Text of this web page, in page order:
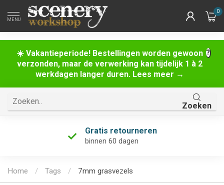
☀️ Vakantieperiode! Bestellingen worden gewoon
verzonden, maar de verwerking kan tijdelijk 1 à 2
werkdagen langer duren. Lees meer →
MENU
0
Zoeken
Gratis retourneren
binnen 60 dagen
Home / Tags / 7mm grasvezels